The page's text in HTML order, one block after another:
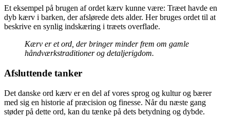
Et eksempel på brugen af ordet kærv kunne være: Træet havde en
dyb kærv i barken, der afslørede dets alder. Her bruges ordet til at
beskrive en synlig indskæring i træets overflade.
Kærv er et ord, der bringer minder frem om gamle
håndværkstraditioner og detaljerigdom.
Afsluttende tanker
Det danske ord kærv er en del af vores sprog og kultur og bærer
med sig en historie af præcision og finesse. Når du næste gang
støder på dette ord, kan du tænke på dets betydning og dybde.